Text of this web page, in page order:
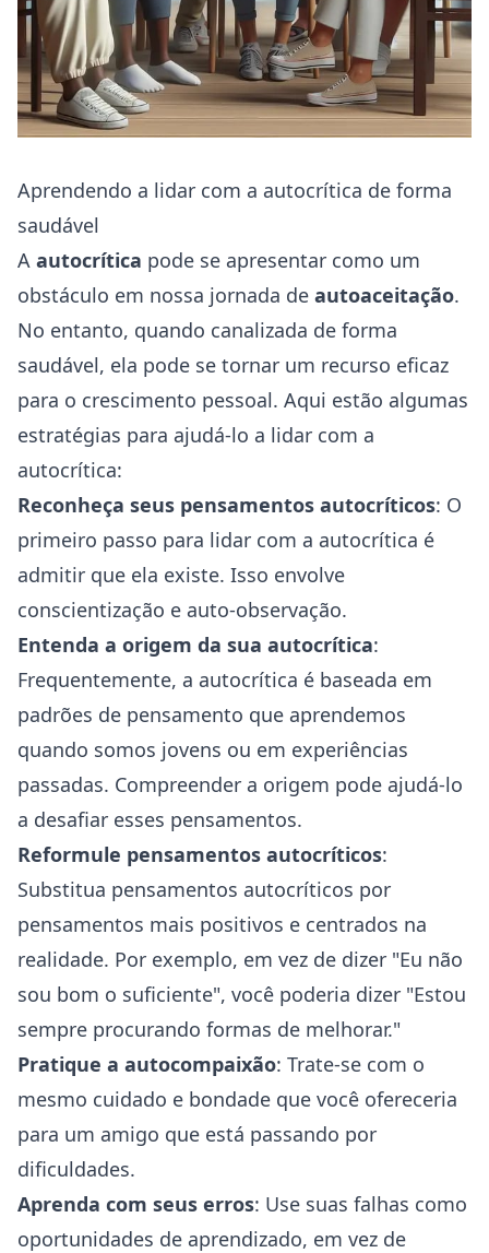
Aprendendo a lidar com a autocrítica de forma
saudável
A autocrítica pode se apresentar como um
obstáculo em nossa jornada de autoaceitação.
No entanto, quando canalizada de forma
saudável, ela pode se tornar um recurso eficaz
para o crescimento pessoal. Aqui estão algumas
estratégias para ajudá-lo a lidar com a
autocrítica:
Reconheça seus pensamentos autocríticos: O
primeiro passo para lidar com a autocrítica é
admitir que ela existe. Isso envolve
conscientização e auto-observação.
Entenda a origem da sua autocrítica:
Frequentemente, a autocrítica é baseada em
padrões de pensamento que aprendemos
quando somos jovens ou em experiências
passadas. Compreender a origem pode ajudá-lo
a desafiar esses pensamentos.
Reformule pensamentos autocríticos:
Substitua pensamentos autocríticos por
pensamentos mais positivos e centrados na
realidade. Por exemplo, em vez de dizer "Eu não
sou bom o suficiente", você poderia dizer "Estou
sempre procurando formas de melhorar."
Pratique a autocompaixão: Trate-se com o
mesmo cuidado e bondade que você ofereceria
para um amigo que está passando por
dificuldades.
Aprenda com seus erros: Use suas falhas como
oportunidades de aprendizado, em vez de